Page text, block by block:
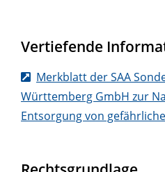
Vertiefende
Merkblatt der SAA
Württemberg GmbH zur
Entsorgung von